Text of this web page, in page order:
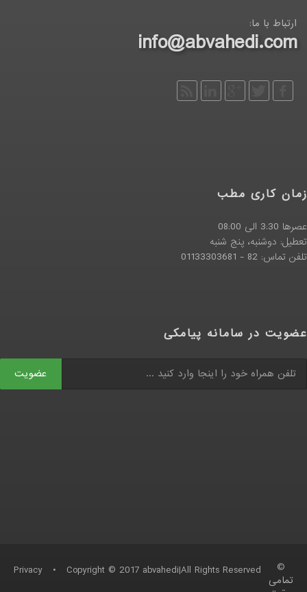
ارتباط با ما:
info@abvahedi.com
زمان کاری مطب
عصرها 3:30 الی 08:00
تعطیل: دوشنبه، پنج شنبه
تلفن تماس: 82 - 01133303681
عضویت در سامانه پیامکی
عضویت
Copyright © 2017 abvahedi|All Rights Reserved
•
Privacy
©
تمامی